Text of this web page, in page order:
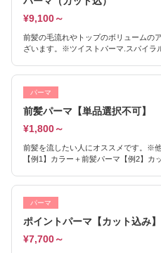
¥9,100～
前髪の毛流れやトップのボリュームの
ざいます。※ツイストパーマ.スパイラ
パーマ
前髪パーマ【単品選択不可】
¥1,800～
前髪を流したい人にオススメです。※
【例1】カラー＋前髪パーマ【例2】カ
パーマ
ポイントパーマ【カット込み】
¥7,700～